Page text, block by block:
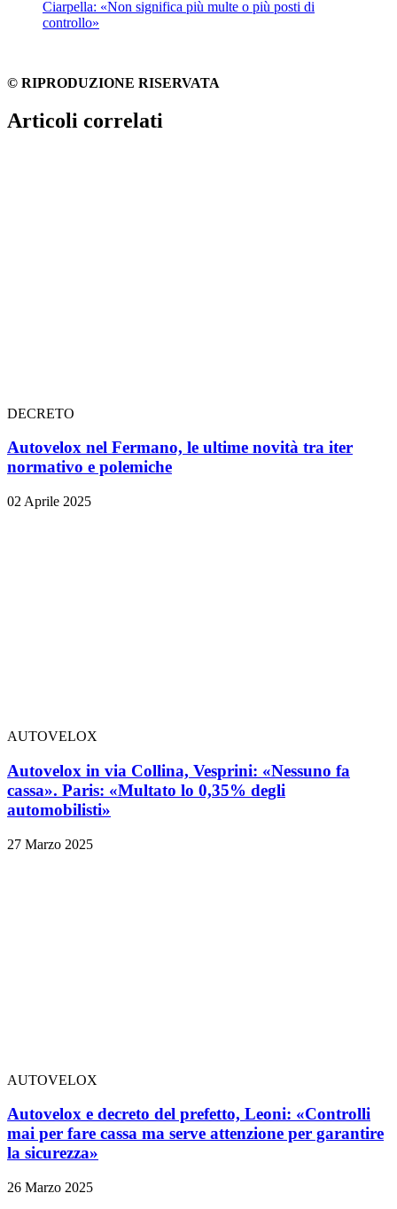
Ciarpella: «Non significa più multe o più posti di
controllo»
© RIPRODUZIONE RISERVATA
Articoli correlati
DECRETO
Autovelox nel Fermano, le ultime novità tra iter
normativo e polemiche
02 Aprile 2025
AUTOVELOX
Autovelox in via Collina, Vesprini: «Nessuno fa
cassa». Paris: «Multato lo 0,35% degli
automobilisti»
27 Marzo 2025
AUTOVELOX
Autovelox e decreto del prefetto, Leoni: «Controlli
mai per fare cassa ma serve attenzione per garantire
la sicurezza»
26 Marzo 2025